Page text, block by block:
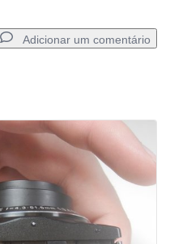
Adicionar um comentário
Postar comentário